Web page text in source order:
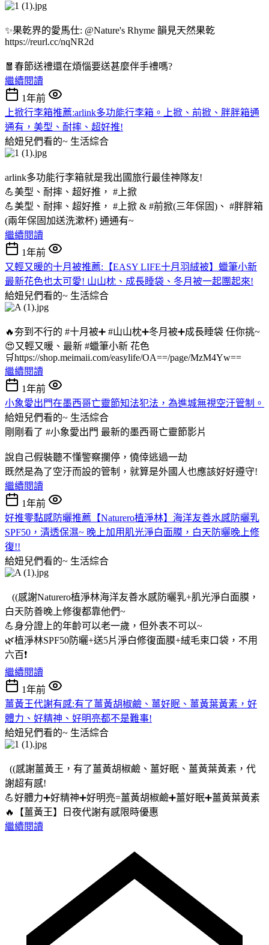
✨果乾界的愛馬仕: @Nature's Rhyme 韻見天然果乾
https://reurl.cc/nqNR2d
🧧春節送禮還在煩惱要送甚麼伴手禮嗎?
繼續閱讀
1年前
上掀行李箱推薦:arlink多功能行李箱。上掀、前掀、胖胖箱通
通有，美型、耐摔、超好推!
給妞兒們看的~ 生活綜合
arlink多功能行李箱就是我出國旅行最佳神隊友!
💪美型、耐摔、超好推， #上掀
💪美型、耐摔、超好推， #上掀 & #前掀(三年保固)、 #胖胖箱
(兩年保固加送洗漱杯) 通通有~
繼續閱讀
1年前
又輕又暖的十月被推薦:【EASY LIFE十月羽絨被】蠟筆小新
最新花色也太可愛! 山山枕、成長睡袋、冬月被一起團起來!
給妞兒們看的~ 生活綜合
🔥夯到不行的 #十月被➕ #山山枕➕冬月被➕成長睡袋 任你挑~
😍又輕又暖、最新 #蠟筆小新 花色
🛒https://shop.meimaii.com/easylife/OA==/page/MzM4Yw==
繼續閱讀
1年前
小象愛出門在墨西哥亡靈節知法犯法，為進城無視空汙管制。
給妞兒們看的~ 生活綜合
剛剛看了 #小象愛出門 最新的墨西哥亡靈節影片
說自己假裝聽不懂警察攔停，僥倖逃過一劫
既然是為了空汙而設的管制，就算是外國人也應該好好遵守!
繼續閱讀
1年前
好推零黏感防曬推薦【Naturero植淨林】海洋友善水感防曬乳
SPF50，清透保濕~ 晚上加用肌光淨白面膜，白天防曬晚上修
復!!
給妞兒們看的~ 生活綜合
((感謝Naturero植淨林海洋友善水感防曬乳+肌光淨白面膜，
白天防善晚上修復都靠他們~
💪身分證上的年齡可以老一歲，但外表不可以~
🌿植淨林SPF50防曬+送5片淨白修復面膜+絨毛束口袋，不用
六百❗
繼續閱讀
1年前
薑黃王代謝有感:有了薑黃胡椒鹼、薑好眠、薑黃葉黃素，好
體力、好精神、好明亮都不是難事!
給妞兒們看的~ 生活綜合
((感謝薑黃王，有了薑黃胡椒鹼、薑好眠、薑黃葉黃素，代
謝超有感!
💪好體力➕好精神➕好明亮=薑黃胡椒鹼➕薑好眠➕薑黃葉黃素
🔥【薑黃王】日夜代謝有感限時優惠
繼續閱讀